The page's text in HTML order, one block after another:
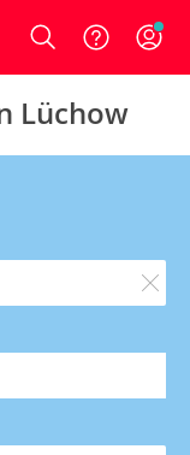
Login
Lüchow